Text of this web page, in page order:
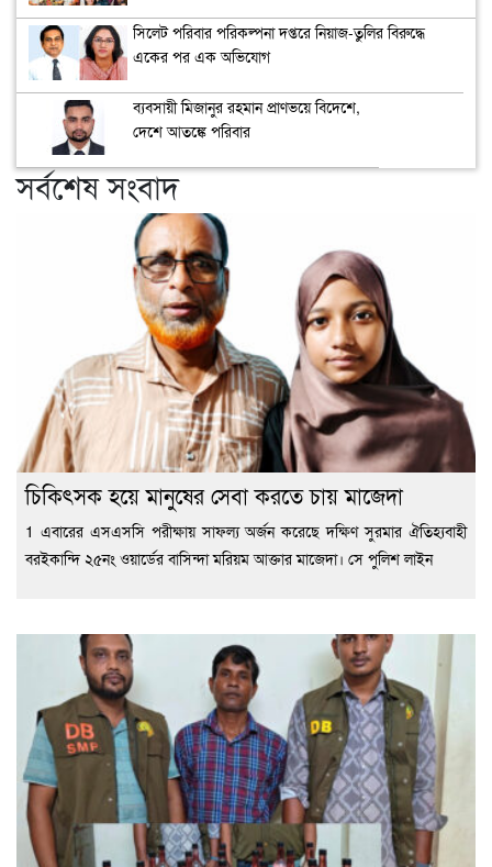
সিলেট পরিবার পরিকল্পনা দপ্তরে নিয়াজ-তুলির বিরুদ্ধে
একের পর এক অভিযোগ
ব্যবসায়ী মিজানুর রহমান প্রাণভয়ে বিদেশে,
দেশে আতঙ্কে পরিবার
সর্বশেষ সংবাদ
চিকিৎসক হয়ে মানুষের সেবা করতে চায় মাজেদা
1 এবারের এসএসসি পরীক্ষায় সাফল্য অর্জন করেছে দক্ষিণ সুরমার ঐতিহ্যবাহী
বরইকান্দি ২৫নং ওয়ার্ডের বাসিন্দা মরিয়ম আক্তার মাজেদা। সে পুলিশ লাইন